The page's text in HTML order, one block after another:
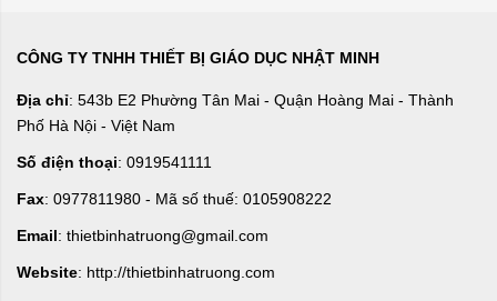
CÔNG TY TNHH THIẾT BỊ GIÁO DỤC NHẬT MINH
Địa chỉ: 543b E2 Phường Tân Mai - Quận Hoàng Mai - Thành
Phố Hà Nội - Việt Nam
Số điện thoại: 0919541111
Fax: 0977811980 - Mã số thuế: 0105908222
Email: thietbinhatruong@gmail.com
Website: http://thietbinhatruong.com